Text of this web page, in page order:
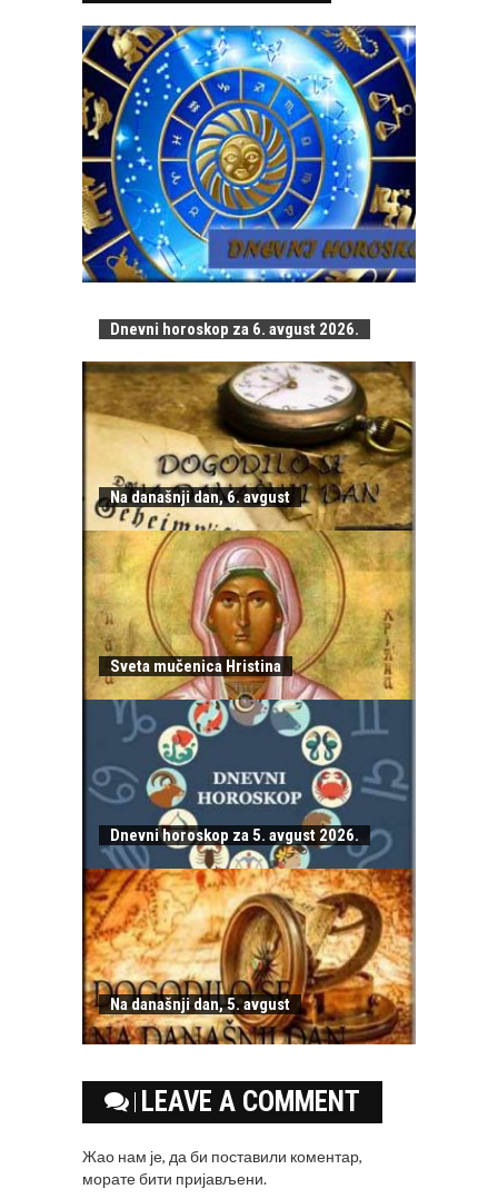
Dnevni horoskop za 6. avgust 2026.
Na današnji dan, 6. avgust
Sveta mučenica Hristina
Dnevni horoskop za 5. avgust 2026.
Na današnji dan, 5. avgust
LEAVE A COMMENT
Жао нам је, да би поставили коментар,
моратебити пријављени.